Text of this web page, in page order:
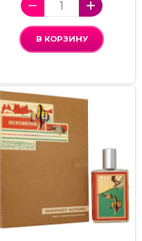
В КОРЗИНУ